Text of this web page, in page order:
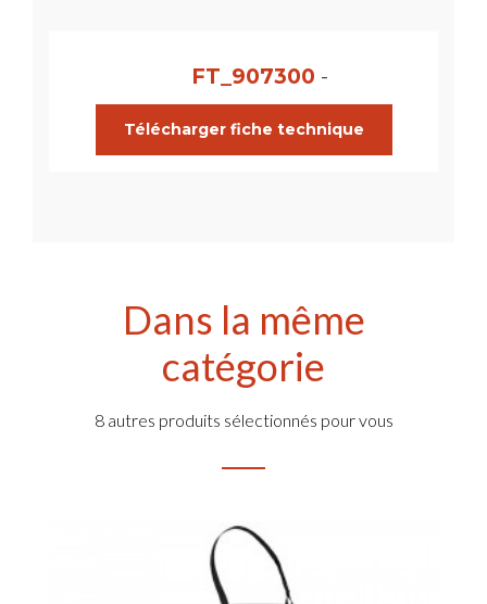
FT_907300 -
Télécharger fiche technique
Dans la même
catégorie
8 autres produits sélectionnés pour vous